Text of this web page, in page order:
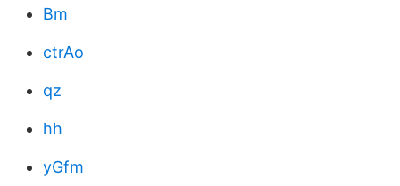
Bm
ctrAo
qz
hh
yGfm